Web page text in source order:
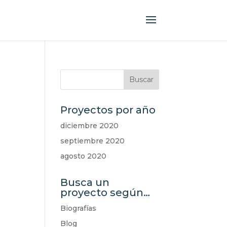
Proyectos por año
diciembre 2020
septiembre 2020
agosto 2020
Busca un
proyecto según…
Biografías
Blog